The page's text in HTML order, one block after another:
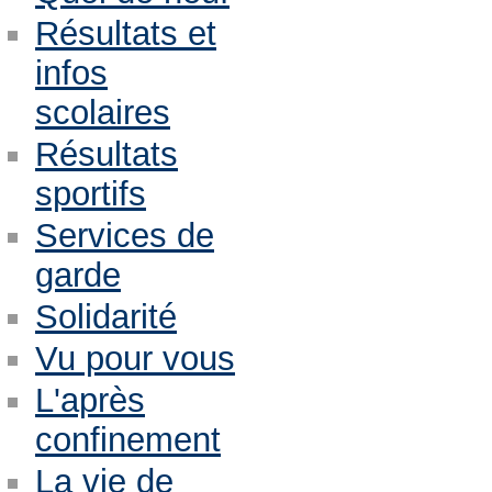
Résultats et
infos
scolaires
Résultats
sportifs
Services de
garde
Solidarité
Vu pour vous
L'après
confinement
La vie de